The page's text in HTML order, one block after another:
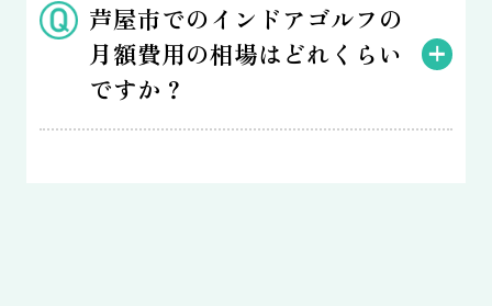
芦屋市でのインドアゴルフの
月額費用の相場はどれくらい
ですか？